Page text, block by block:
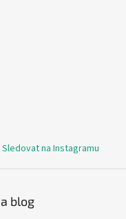
Sledovat na Instagramu
blog